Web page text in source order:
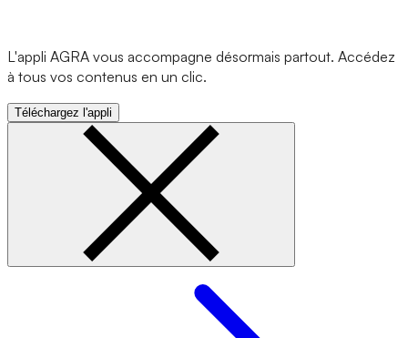
L'appli AGRA vous accompagne désormais partout. Accédez
à tous vos contenus en un clic.
Téléchargez l'appli